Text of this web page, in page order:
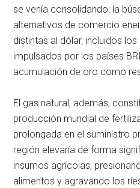
se venía consolidando: la
alternativos de comercio
distintas al dólar, incluidos
impulsados por los países
acumulación de oro como
El gas natural, además,
producción mundial de
prolongada en el suministro
región elevaría de forma
insumos agrícolas,
alimentos y agravando los